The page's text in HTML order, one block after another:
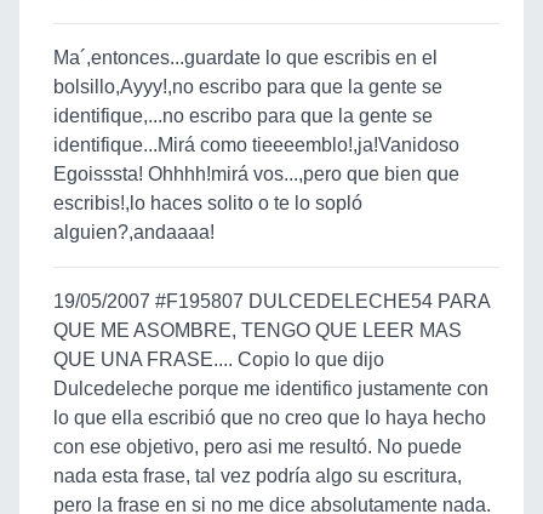
Ma´,entonces...guardate lo que escribis en el
bolsillo,Ayyy!,no escribo para que la gente se
identifique,...no escribo para que la gente se
identifique...Mirá como tieeeemblo!,ja!Vanidoso
Egoisssta! Ohhhh!mirá vos...,pero que bien que
escribis!,lo haces solito o te lo sopló
alguien?,andaaaa!
19/05/2007 #F195807 DULCEDELECHE54 PARA
QUE ME ASOMBRE, TENGO QUE LEER MAS
QUE UNA FRASE.... Copio lo que dijo
Dulcedeleche porque me identifico justamente con
lo que ella escribió que no creo que lo haya hecho
con ese objetivo, pero asi me resultó. No puede
nada esta frase, tal vez podría algo su escritura,
pero la frase en si no me dice absolutamente nada.